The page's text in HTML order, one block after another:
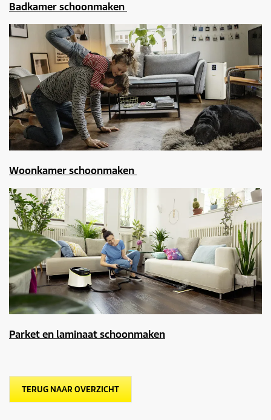
Badkamer schoonmaken
Woonkamer schoonmaken
Parket en laminaat schoonmaken
TERUG NAAR OVERZICHT